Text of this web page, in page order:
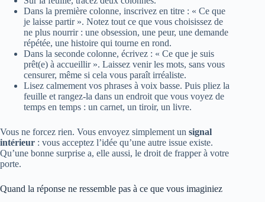
Dans la première colonne, inscrivez en titre : « Ce que
je laisse partir ». Notez tout ce que vous choisissez de
ne plus nourrir : une obsession, une peur, une demande
répétée, une histoire qui tourne en rond.
Dans la seconde colonne, écrivez : « Ce que je suis
prêt(e) à accueillir ». Laissez venir les mots, sans vous
censurer, même si cela vous paraît irréaliste.
Lisez calmement vos phrases à voix basse. Puis pliez la
feuille et rangez-la dans un endroit que vous voyez de
temps en temps : un carnet, un tiroir, un livre.
Vous ne forcez rien. Vous envoyez simplement un signal
intérieur : vous acceptez l’idée qu’une autre issue existe.
Qu’une bonne surprise a, elle aussi, le droit de frapper à votre
porte.
Quand la réponse ne ressemble pas à ce que vous imaginiez